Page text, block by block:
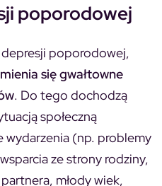
poporodowej
poporodowej,
się gwałtowne
. Do tego dochodzą
społeczną
wydarzenia (np. problemy
ze strony rodziny,
młody wiek,